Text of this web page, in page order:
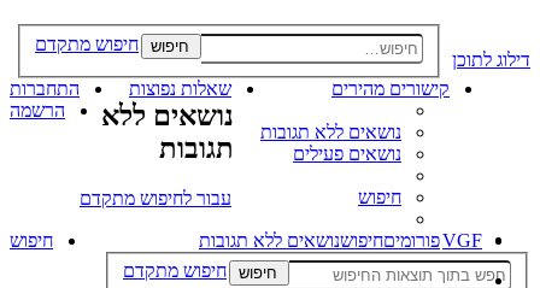
דילוג לתוכן
חיפוש חיפוש מתקדם
קישורים מהירים
נושאים ללא תגובות
נושאים פעילים
חיפוש
שאלות נפוצות
התחברות
הרשמה
VGFפורומיםחיפושנושאים ללא תגובות חיפוש
נושאים ללא
תגובות
עבור לחיפוש מתקדם
חיפוש חיפוש מתקדם